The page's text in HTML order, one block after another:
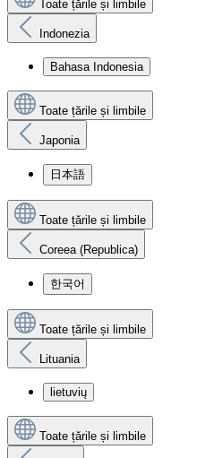
Toate țările și limbile
Indonezia
Bahasa Indonesia
Toate țările și limbile
Japonia
日本語
Toate țările și limbile
Coreea (Republica)
한국어
Toate țările și limbile
Lituania
lietuvių
Toate țările și limbile